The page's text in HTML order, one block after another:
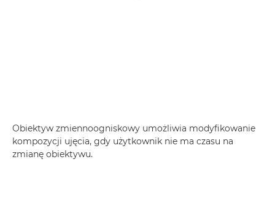
Obiektyw zmiennoogniskowy umożliwia modyfikowanie
kompozycji ujęcia, gdy użytkownik nie ma czasu na
zmianę obiektywu.